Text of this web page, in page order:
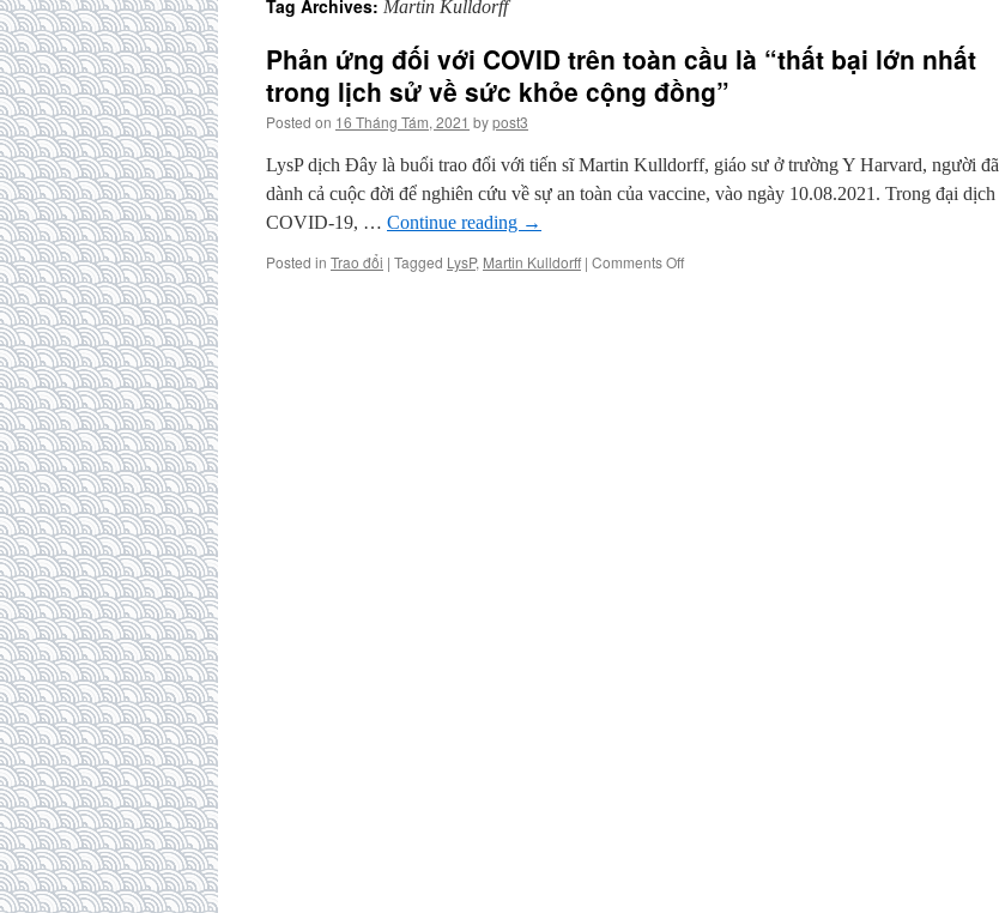
Tag Archives: Martin Kulldorff
Phản ứng đối với COVID trên toàn cầu là “thất bại lớn nhất
trong lịch sử về sức khỏe cộng đồng”
Posted on 16 Tháng Tám, 2021 bypost3
LysP dịch Đây là buổi trao đổi với tiến sĩ Martin Kulldorff, giáo sư ở trường Y Harvard, người đã
dành cả cuộc đời để nghiên cứu về sự an toàn của vaccine, vào ngày 10.08.2021. Trong đại dịch
COVID-19, … Continue reading →
Posted in Trao đổi | Tagged LysP, Martin Kulldorff | Comments Offon